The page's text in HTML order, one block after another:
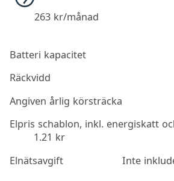
263kr/månad
Batteri kapacitet
Räckvidd
Angiven årlig körsträcka
Elpris schablon, inkl. energiskatt
1.21 kr
Elnätsavgift
Inte